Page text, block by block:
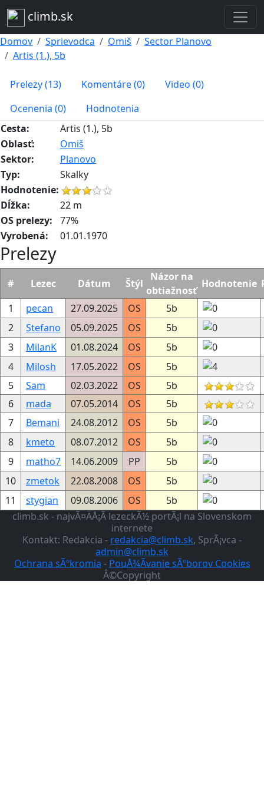
climb.sk
Domov Sprievodca Omiš
Sector Planovo
Artis (1.), 5b
Prelezy (13) Komentáre (0)
Video (0)
Ocenenia (0)
Hodnotenia
Cesta:
Artis (1.), 5b
Oblasť:
Omiš
Sektor:
Planovo
Typ:
Skalky
Hodnotenie:
Dĺžka:
22 m
OS prelezy:
77%
Vyrobená:
01.01.1970
Prelezy
# Lezec Dátum Štýl
Názor na
obtiažnosť
Hodnotenie
1
pecan 27.09.2025 OS
5b
2
Stefano 05.09.2025 OS
5b
3
MilanK 01.08.2024 OS
5b
4
Milosh 17.05.2022 OS
5b
5
Sam 02.03.2022 OS
5b
6
mada 07.05.2014 OS
5b
7
Bemani 24.08.2012 OS
5b
8
kmeto 08.07.2012 OS
5b
9
matho7 14.06.2009 PP
5b
10
zmetok 22.08.2008 OS
5b
11
stygian 09.08.2006 OS
5b
climb.sk - najvÃ¤ÄÅ¡Ã­ lezeckÃ½ portÃ¡l na Slovenskom
internete
Kontakt: Redakcia - redakcia@climb.sk, SprÃ¡vca -
admin@climb.sk
Ochrana sÃºkromia - PouÅ¾Ã­vanie sÃºborov Cookies
Â©Copyright